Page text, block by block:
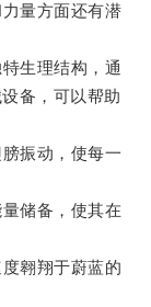
量方面还有潜
生理结构，通
备，可以帮助
振动，使每一
储备，使其在
翱翔于蔚蓝的